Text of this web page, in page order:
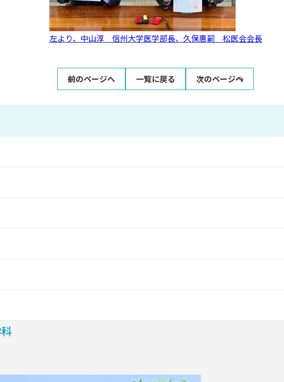
左より、中山淳 信州大学医学部長、久保惠嗣 松医会会長
前のページへ 一覧に戻る 次のページへ